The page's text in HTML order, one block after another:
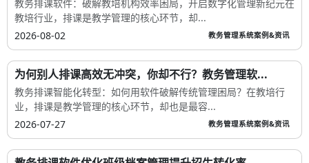
教务排课软件：破解教培机构效率困局，开启数字化管理新纪元在
教培行业，排课是教学管理的核心环节，却...
2026-08-02
教务管理系统案例&资讯
为何别人排课高效无冲突，你却不行？教务管理软...
教务排课智能化转型：如何用软件破解传统管理困局？在教培行
业，排课是教学管理的核心环节，却也是最容...
2026-07-27
教务管理系统案例&资讯